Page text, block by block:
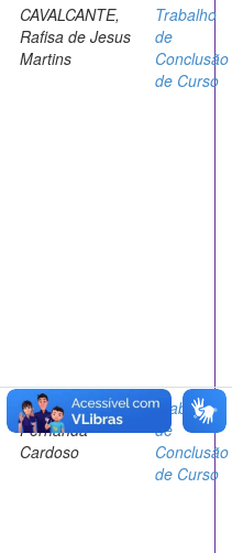
CAVALCANTE,
Rafisa de Jesus
Martins
Trabalho
de
Conclusão
de Curso
AZEVEDO,
Fernanda
Cardoso
Trabalho
de
Conclusão
de Curso